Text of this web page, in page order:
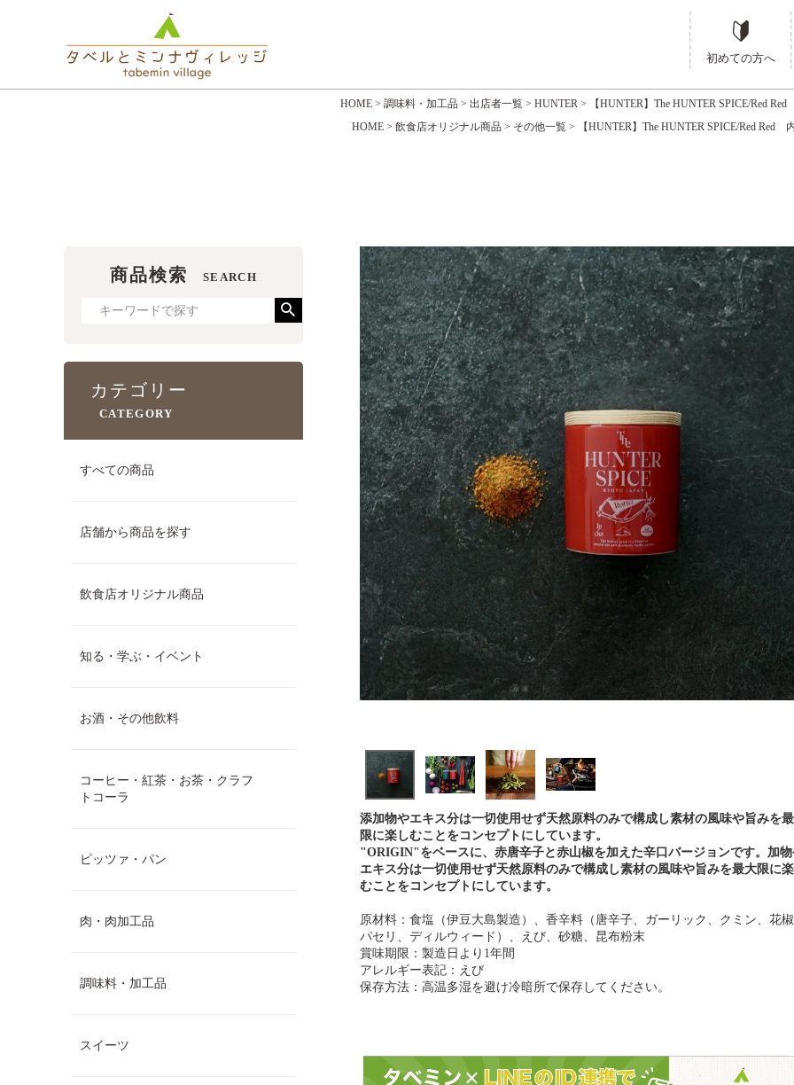
初めての方へ
【HUNTER】The HUNTER SPICE/Red Red 内容量
【HUNTER】The HUNTER SPICE/
【HUNTER】The HUNTER SPICE/Red Red 内容量５
HOME
調味料・加工品 出店者一覧 HUNTER
【HUNTER】The HUNTER SPICE/Red
HOME
飲食店オリジナル商品 その他一覧 【HUNTER】The HUNTER SPICE/Red Red
商品検索 SEARCH
カテゴリー
CATEGORY
すべての商品
店舗から商品を探す
飲食店オリジナル商品
知る・学ぶ・イベント
お酒・その他飲料
コーヒー・紅茶・お茶・クラフ
トコーラ
ピッツァ・パン
肉・肉加工品
調味料・加工品
スイーツ
添加物やエキス分は一切使用せず天然原料のみで構成し素材の風味や旨みを
限に楽しむことをコンセプトにしています。
"ORIGIN"をベースに、赤唐辛子と赤山椒を加えた辛口バージョンです。加
エキス分は一切使用せず天然原料のみで構成し素材の風味や旨みを最大限に
むことをコンセプトにしています。
原材料：食塩（伊豆大島製造）、香辛料（唐辛子、ガーリック、クミン、花
パセリ、ディルウィード）、えび、砂糖、昆布粉末
賞味期限：製造日より1年間
アレルギー表記：えび
保存方法：高温多湿を避け冷暗所で保存してください。